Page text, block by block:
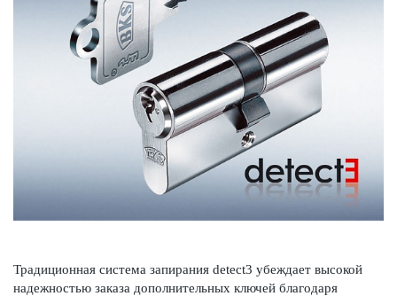
Традицио­нная сис­тема запирания detect3 убеждает выс­окой
надежно­стью заказа дополнительных ключей благодаря